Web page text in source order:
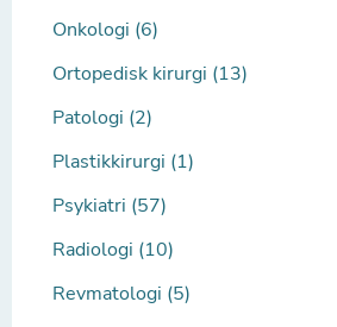
Onkologi (6)
Ortopedisk kirurgi (13)
Patologi (2)
Plastikkirurgi (1)
Psykiatri (57)
Radiologi (10)
Revmatologi (5)